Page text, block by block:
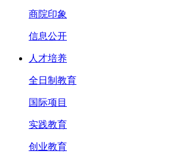
商院印象
信息公开
人才培养
全日制教育
国际项目
实践教育
创业教育